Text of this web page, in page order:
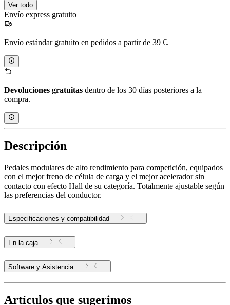
Ver todo
Envío express gratuito
Envío estándar gratuito en pedidos a partir de 39 €.
Devoluciones gratuitas dentro de los 30 días posteriores a la
compra.
Descripción
Pedales modulares de alto rendimiento para competición, equipados
con el mejor freno de célula de carga y el mejor acelerador sin
contacto con efecto Hall de su categoría. Totalmente ajustable según
las preferencias del conductor.
Especificaciones y compatibilidad
En la caja
Software y Asistencia
Artículos que sugerimos